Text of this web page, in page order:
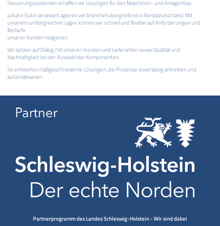
Steuerungssystemen schaffen wir Lösungen für den Maschinen- und Anlagenbau.
Lokal in Eutin verankert agieren wir branchenübergreifend in Norddeutschland. Mit
unserem umfangreichen Lager können wir schnell und flexibel auf Anforderungen und
Bedarfe
unserer Kunden reagieren.
Wir setzen auf Dialog mit unseren Kunden und Lieferanten sowie Qualität und
Nachhaltigkeit bei der Auswahl der Komponenten.
So entstehen maßgeschneiderte Lösungen, die Prozesse zuverlässig antreiben und
automatisieren.
Partnerprogramm des Landes Schleswig-Holstein - Wir sind dabei